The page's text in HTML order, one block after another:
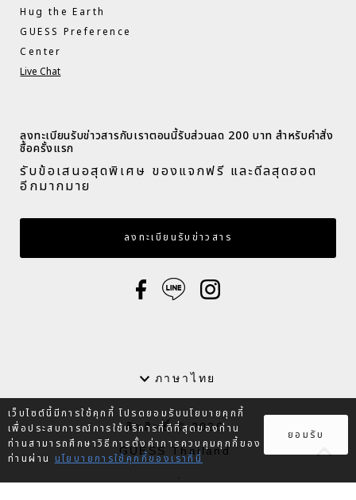
Hug the Earth
GUESS Preference
Center
Live Chat
ลงทะเบียนรับข่าวสารกับเราตอนนี้รับส่วนลด 200 บาท สำหรับคำสั่ง
ซื้อครั้งแรก​
รับข้อเสนอสุดพิเศษ ของแจกฟรี และดีลสุดฮอต
อีกมากมาย​
กรอกอีเมล
ลงทะเบียนรับข่าวสาร
ลิขสิทธิ์ © 2026
GUESS Thailand
ภาษา
ภาษาไทย
เว็บไซต์นี้มีการใช้คุกกี้ โปรดยอมรับนโยบายคุกกี้
เพื่อประสบการณ์การใช้บริการที่ดีที่สุดของท่าน
ท่านสามารถศึกษาวิธีการตั้งค่าการควบคุมคุกกี้ของ
ท่านผ่าน นโยบายการใช้คุกกี้ของเราที่นี่
ยอมรับ